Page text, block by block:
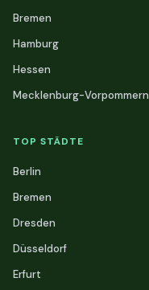
Bremen
Hamburg
Hessen
Mecklenburg-Vorpommern
TOP STÄDTE
Berlin
Bremen
Dresden
Düsseldorf
Erfurt